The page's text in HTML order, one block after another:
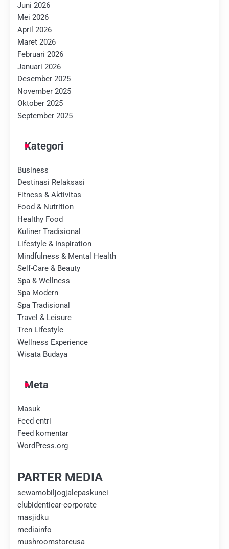
Juni 2026
Mei 2026
April 2026
Maret 2026
Februari 2026
Januari 2026
Desember 2025
November 2025
Oktober 2025
September 2025
Kategori
Business
Destinasi Relaksasi
Fitness & Aktivitas
Food & Nutrition
Healthy Food
Kuliner Tradisional
Lifestyle & Inspiration
Mindfulness & Mental Health
Self-Care & Beauty
Spa & Wellness
Spa Modern
Spa Tradisional
Travel & Leisure
Tren Lifestyle
Wellness Experience
Wisata Budaya
Meta
Masuk
Feed entri
Feed komentar
WordPress.org
PARTER MEDIA
sewamobiljogjalepaskunci
clubidenticar-corporate
masjidku
mediainfo
mushroomstoreusa